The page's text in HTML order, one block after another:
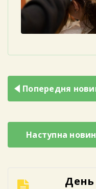
Навігація
записів
Попередня
Наступна